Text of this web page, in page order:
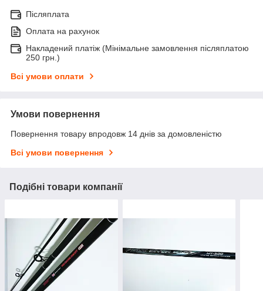
Післяплата
Оплата на рахунок
Накладений платіж (Мінімальне замовлення післяплатою
250 грн.)
Всі умови оплати
Умови повернення
Повернення товару впродовж 14 днів за домовленістю
Всі умови повернення
Подібні товари компанії